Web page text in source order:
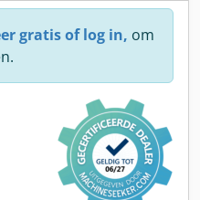
gratis of log in, om